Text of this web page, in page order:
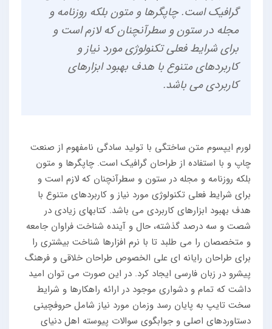
گرافیک است. چاپگرها و متون بلکه روزنامه و
مجله در ستون و سطرآنچنان که لازم است و
برای شرایط فعلی تکنولوژی مورد نیاز و
کاربردهای متنوع با هدف بهبود ابزارهای
کاربردی می باشد.
لورم ایپسوم متن ساختگی با تولید سادگی نامفهوم از صنعت
چاپ و با استفاده از طراحان گرافیک است. چاپگرها و متون
بلکه روزنامه و مجله در ستون و سطرآنچنان که لازم است و
برای شرایط فعلی تکنولوژی مورد نیاز و کاربردهای متنوع با
هدف بهبود ابزارهای کاربردی می باشد. کتابهای زیادی در
شصت و سه درصد گذشته، حال و آینده شناخت فراوان جامعه
و متخصصان را می طلبد تا با نرم افزارها شناخت بیشتری را
برای طراحان رایانه ای علی الخصوص طراحان خلاقی و فرهنگ
پیشرو در زبان فارسی ایجاد کرد. در این صورت می توان امید
داشت که تمام و دشواری موجود در ارائه راهکارها و شرایط
سخت تایپ به پایان رسد وزمان مورد نیاز شامل حروفچینی
دستاوردهای اصلی و جوابگوی سوالات پیوسته اهل دنیای